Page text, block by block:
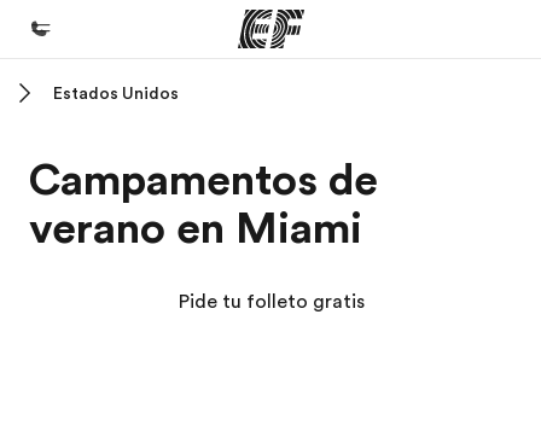
Programas
Ver todo lo que hacemos
Estados Unidos
Campamentos de
verano en Miami
Pide tu folleto gratis